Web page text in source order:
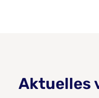
Aktuelles